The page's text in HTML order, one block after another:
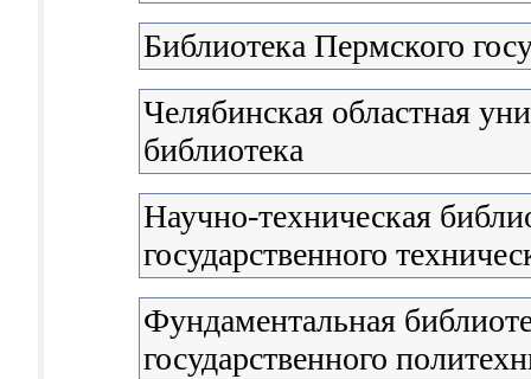
Библиотека Пермского
Челябинская областная
библиотека
Научно-техническая
государственного
Фундаментальная
государственного